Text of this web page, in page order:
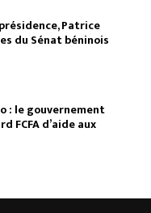
Patrice
du Sénat béninois
: le gouvernement
FCFA d’aide aux